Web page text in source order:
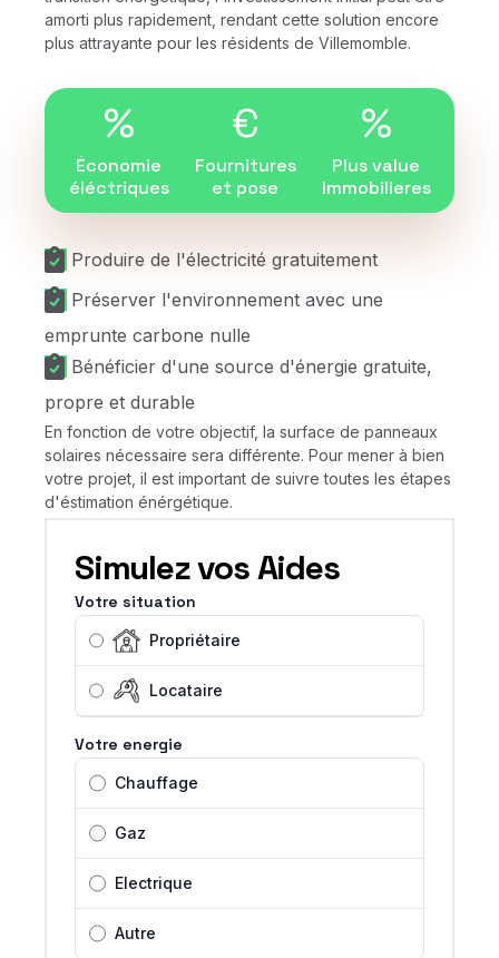
amorti plus rapidement, rendant cette solution encore
plus attrayante pour les résidents de Villemomble.
%
Économie
éléctriques
€
Fournitures
et pose
%
Plus value
Immobilieres
Produire de l'électricité gratuitement
Préserver l'environnement avec une
emprunte carbone nulle
Bénéficier d'une source d'énergie gratuite,
propre et durable
En fonction de votre objectif, la surface de panneaux
solaires nécessaire sera différente. Pour mener à bien
votre projet, il est important de suivre toutes les étapes
d'éstimation énérgétique.
Simulez vos Aides
Votre situation
Propriétaire
Locataire
Votre energie
Chauffage
Gaz
Electrique
Autre